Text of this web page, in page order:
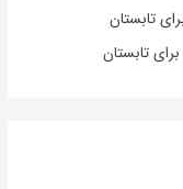
تابستان
تابستان